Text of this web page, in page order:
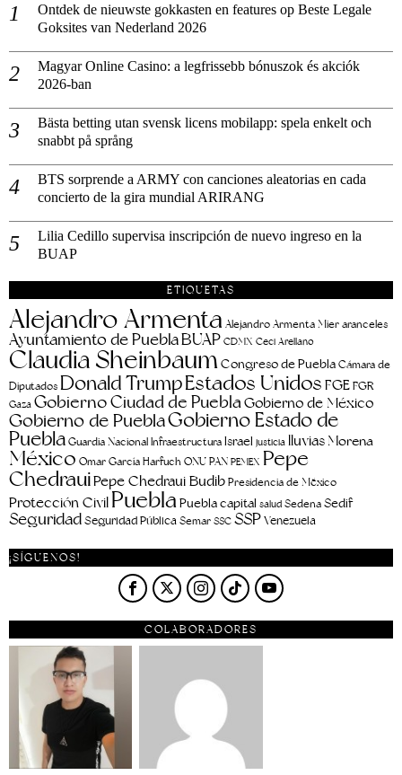
Ontdek de nieuwste gokkasten en features op Beste Legale
Goksites van Nederland 2026
Magyar Online Casino: a legfrissebb bónuszok és akciók
2026-ban
Bästa betting utan svensk licens mobilapp: spela enkelt och
snabbt på språng
BTS sorprende a ARMY con canciones aleatorias en cada
concierto de la gira mundial ARIRANG
Lilia Cedillo supervisa inscripción de nuevo ingreso en la
BUAP
ETIQUETAS
Alejandro Armenta Alejandro Armenta Mier aranceles
Ayuntamiento de PueblaBUAP CDMX Ceci Arellano
Claudia SheinbaumCongreso de Puebla Cámara de
Diputados Donald TrumpEstados Unidos FGEFGR
Gaza Gobierno Ciudad de PueblaGobierno de México
Gobierno de PueblaGobierno Estado de
PueblaGuardia Nacional Infraestructura Israel justicia lluviasMorena
México Omar García Harfuch ONU PAN PEMEX Pepe
ChedrauiPepe Chedraui BudibPresidencia de México
Protección Civil PueblaPuebla capital salud Sedena Sedif
SeguridadSeguridad Pública Semar SSC SSPVenezuela
¡SÍGUENOS!
COLABORADORES